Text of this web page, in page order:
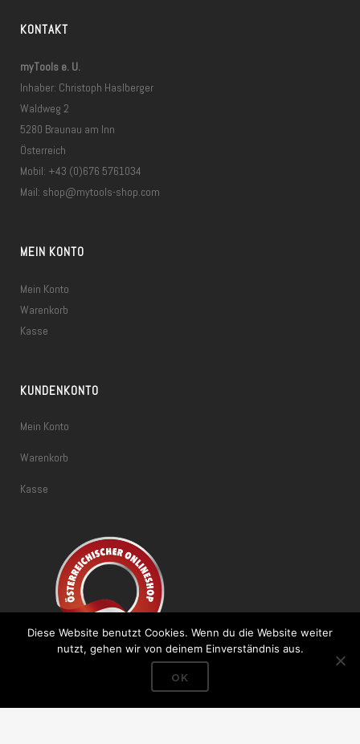
KONTAKT
myTools e. U.
Inhaber: Christoph Haslberger
Waldweg 2
5280 Braunau am Inn
Österreich
Mobil: +43 (0)676 5761034
Mail: shop@mytools-shop.com
MEIN KONTO
Mein Konto
Warenkorb
Kasse
KUNDENKONTO
Mein Konto
Warenkorb
Kasse
Diese Website benutzt Cookies. Wenn du die Website weiter
nutzt, gehen wir von deinem Einverständnis aus.
OK